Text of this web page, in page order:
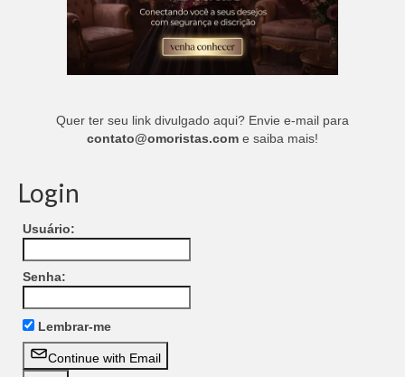
Quer ter seu link divulgado aqui? Envie e-mail para
contato@omoristas.com e saiba mais!
Login
Usuário:
Senha:
Lembrar-me
Continue with Email